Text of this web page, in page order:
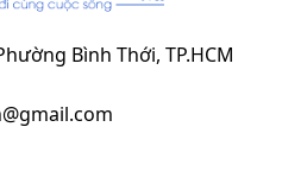
Bình Thới, TP.HCM